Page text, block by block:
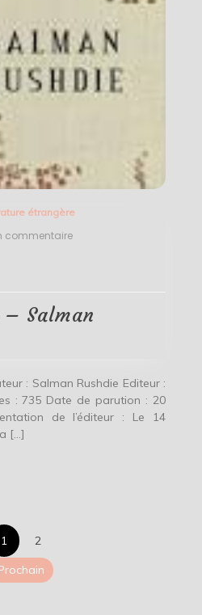
étrangère
commentaireon
– Salman
: Salman Rushdie Editeur :
: 735 Date de parution : 20
de l’éditeur : Le 14
[…]
Pagination
des
1
2